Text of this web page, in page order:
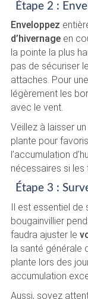
Étape 2 :
Enveloppez
d’hivernageen
la pointe la plus
pas de sécuriser
attaches. Pour une
légèrement les
avec le vent.
Veillez à laisser
plante pour
l’accumulation
nécessaires si
Étape 3 :
Il est essentiel de
bougainvillier
faudra ajuster le
la santé générale
plante lors des
accumulation
Aussi, soyez